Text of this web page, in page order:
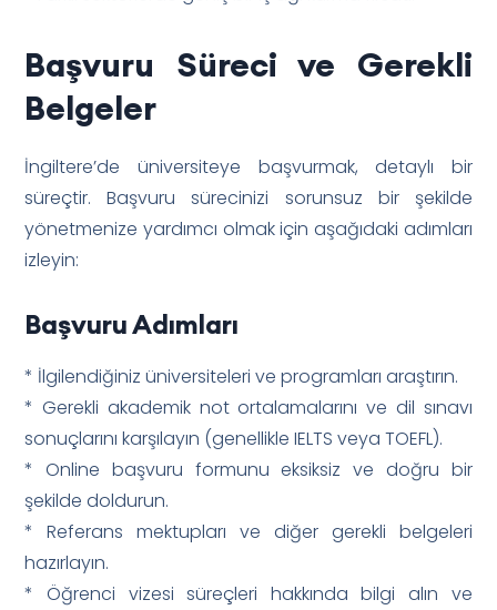
Başvuru Süreci ve Gerekli
Belgeler
İngiltere’de üniversiteye başvurmak, detaylı bir
süreçtir. Başvuru sürecinizi sorunsuz bir şekilde
yönetmenize yardımcı olmak için aşağıdaki adımları
izleyin:
Başvuru Adımları
* İlgilendiğiniz üniversiteleri ve programları araştırın.
* Gerekli akademik not ortalamalarını ve dil sınavı
sonuçlarını karşılayın (genellikle IELTS veya TOEFL).
* Online başvuru formunu eksiksiz ve doğru bir
şekilde doldurun.
* Referans mektupları ve diğer gerekli belgeleri
hazırlayın.
* Öğrenci vizesi süreçleri hakkında bilgi alın ve